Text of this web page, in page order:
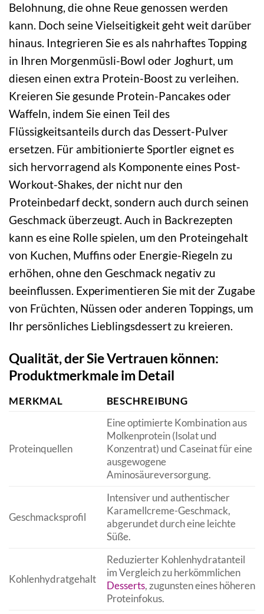
Belohnung, die ohne Reue genossen werden
kann. Doch seine Vielseitigkeit geht weit darüber
hinaus. Integrieren Sie es als nahrhaftes Topping
in Ihren Morgenmüsli-Bowl oder Joghurt, um
diesen einen extra Protein-Boost zu verleihen.
Kreieren Sie gesunde Protein-Pancakes oder
Waffeln, indem Sie einen Teil des
Flüssigkeitsanteils durch das Dessert-Pulver
ersetzen. Für ambitionierte Sportler eignet es
sich hervorragend als Komponente eines Post-
Workout-Shakes, der nicht nur den
Proteinbedarf deckt, sondern auch durch seinen
Geschmack überzeugt. Auch in Backrezepten
kann es eine Rolle spielen, um den Proteingehalt
von Kuchen, Muffins oder Energie-Riegeln zu
erhöhen, ohne den Geschmack negativ zu
beeinflussen. Experimentieren Sie mit der Zugabe
von Früchten, Nüssen oder anderen Toppings, um
Ihr persönliches Lieblingsdessert zu kreieren.
Qualität, der Sie Vertrauen können:
Produktmerkmale im Detail
MERKMAL BESCHREIBUNG
Proteinquellen
Eine optimierte Kombination aus
Molkenprotein (Isolat und
Konzentrat) und Caseinat für eine
ausgewogene
Aminosäureversorgung.
Geschmacksprofil
Intensiver und authentischer
Karamellcreme-Geschmack,
abgerundet durch eine leichte
Süße.
Kohlenhydratgehalt
Reduzierter Kohlenhydratanteil
im Vergleich zu herkömmlichen
Desserts, zugunsten eines höheren
Proteinfokus.